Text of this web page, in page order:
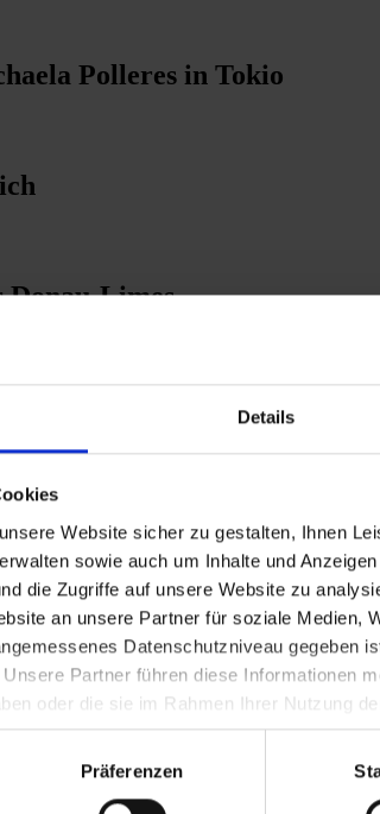
Details
Website sicher zu gestalten, Ihnen
sowie auch um Inhalte und
die Zugriffe auf unsere Website zu
an unsere Partner für soziale Medien,
Datenschutzniveau gegeben
Partner führen diese Informationen
oder die sie im Rahmen Ihrer Nutzung
Präferenzen
Polleres in Tokio
Limes
verhängt
ÖVP) zur